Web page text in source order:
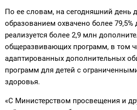
По ее словам, на сегодняшний день
образованием охвачено более 79,5%
реализуется более 2,9 млн
общеразвивающих программ, в том
адаптированных дополнительных
программ для детей с
здоровья.
«С Министерством просвещения и